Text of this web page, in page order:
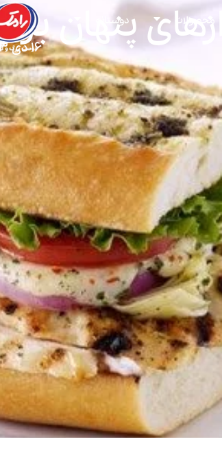
محصولات دوستانه
پنهان
۱۶ دی ۱۴۰۳